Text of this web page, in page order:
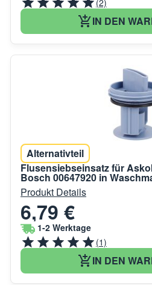
IN DEN
Alternativteil
Flusensiebseinsatz für
Bosch 00647920 in
Produkt Details
6,79 €
1-2 Werktage
(1)
IN DEN